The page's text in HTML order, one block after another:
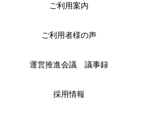
ご利用案内
ご利用者様の声
運営推進会議 議事録
採用情報